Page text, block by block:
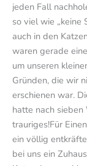
jeden Fall
so viel wie „keine
auch in den
waren gerade
um unseren
Gründen, die wir
erschienen war.
hatte nach sieben
trauriges!Für
ein völlig
bei uns ein